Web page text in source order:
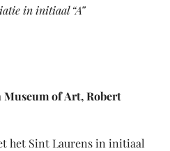
in initiaal “A”
of Art, Robert
het Sint Laurens in initiaal